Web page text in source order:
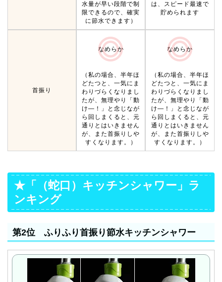
水量が早い段階で制
限できるので、確実
に節水できます）
は、スピード最速で
貯められます
首振り
なめらか
（私の場合、半年ほ
どたつと、一気にま
わりづらくなりまし
たが、無理やり「動
け―！」と念じなが
ら回しまくると、元
通りとはいきません
が、また首振りしや
すくなります。）
なめらか
（私の場合、半年ほ
どたつと、一気にま
わりづらくなりまし
たが、無理やり「動
け―！」と念じなが
ら回しまくると、元
通りとはいきません
が、また首振りしや
すくなります。）
★「（蛇口）キッチンシャワー」ラ
ンキング
第2位 ふりふり首振り節水キッチンシャワー